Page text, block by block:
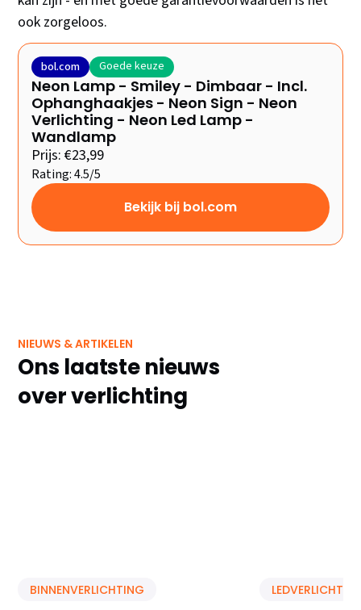
ook zorgeloos.
bol.com Goede keuze
Neon Lamp - Smiley - Dimbaar - Incl.
Ophanghaakjes - Neon Sign - Neon
Verlichting - Neon Led Lamp -
Wandlamp
Prijs: €23,99
Rating: 4.5/5
Bekijk bij bol.com
NIEUWS & ARTIKELEN
Ons laatste nieuws
over verlichting
BINNENVERLICHTING